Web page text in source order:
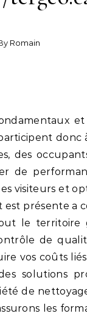
Romain
donc
des
de
visiteurs et
présente a
le territoire
de
vos coûts
solutions
de
les